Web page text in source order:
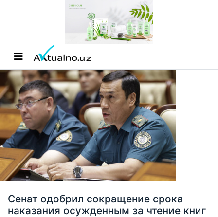
Сенат одобрил сокращение срока
наказания осужденным за чтение книг